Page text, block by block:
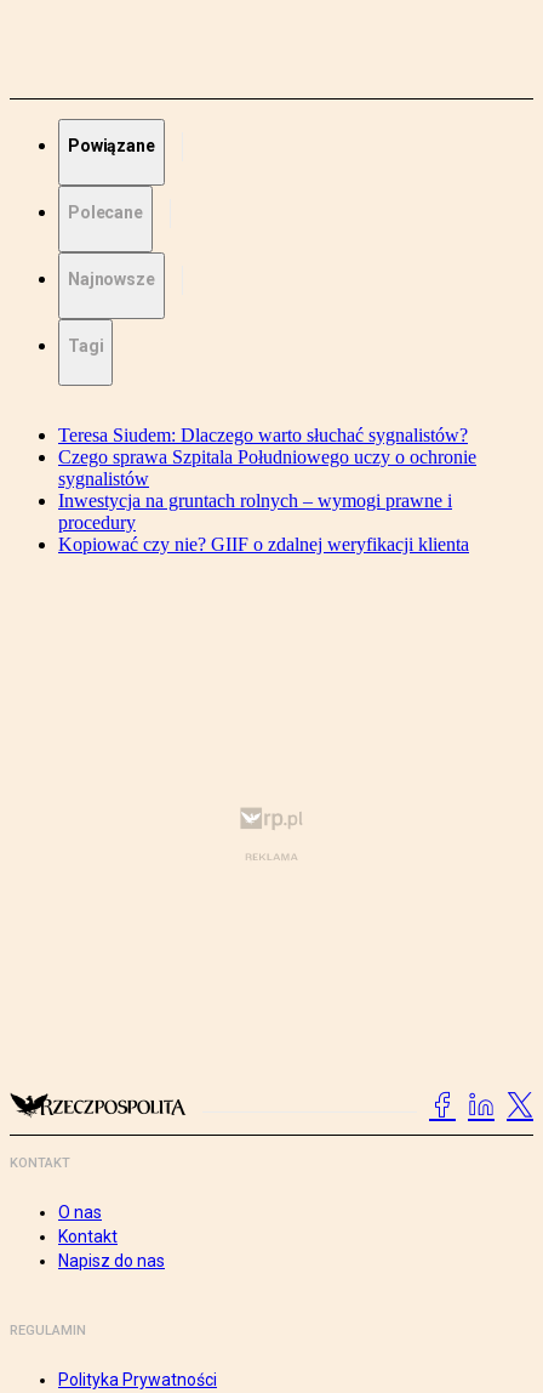
Powiązane
Polecane
Najnowsze
Tagi
Teresa Siudem: Dlaczego warto słuchać sygnalistów?
Czego sprawa Szpitala Południowego uczy o ochronie
sygnalistów
Inwestycja na gruntach rolnych – wymogi prawne i
procedury
Kopiować czy nie? GIIF o zdalnej weryfikacji klienta
KONTAKT
O nas
Kontakt
Napisz do nas
REGULAMIN
Polityka Prywatności